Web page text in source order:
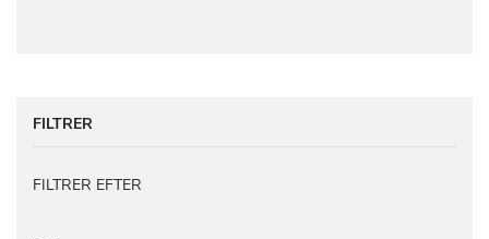
FILTRER
FILTRER EFTER